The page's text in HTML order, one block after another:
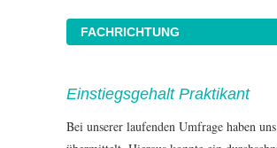
Einstiegsgehalt Praktikant
Bei unserer laufenden Umfrage haben